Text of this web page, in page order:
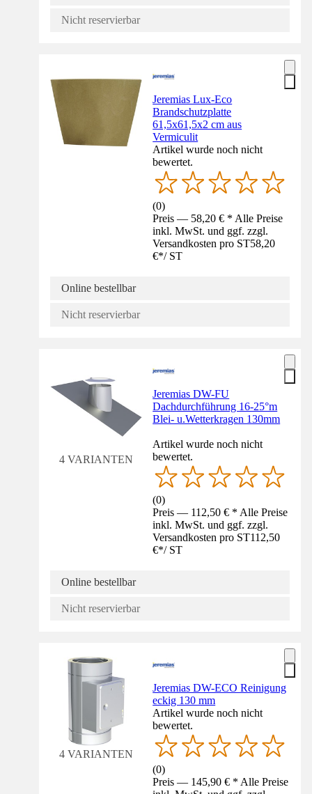
Nicht reservierbar
Jeremias Lux-Eco
Brandschutzplatte
61,5x61,5x2 cm aus
Vermiculit
Artikel wurde noch nicht
bewertet.
(0)
Preis — 58,20 € * Alle Preise
inkl. MwSt. und ggf. zzgl.
Versandkosten pro ST58,20
€*/ ST
Online bestellbar
Nicht reservierbar
4 VARIANTEN
Jeremias DW-FU
Dachdurchführung 16-25°m
Blei- u.Wetterkragen 130mm
Artikel wurde noch nicht
bewertet.
(0)
Preis — 112,50 € * Alle Preise
inkl. MwSt. und ggf. zzgl.
Versandkosten pro ST112,50
€*/ ST
Online bestellbar
Nicht reservierbar
4 VARIANTEN
Jeremias DW-ECO Reinigung
eckig 130 mm
Artikel wurde noch nicht
bewertet.
(0)
Preis — 145,90 € * Alle Preise